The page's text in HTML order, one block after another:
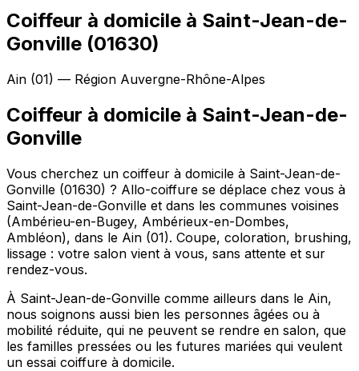
Coiffeur à domicile à Saint-Jean-de-
Gonville (01630)
Ain (01) — Région Auvergne-Rhône-Alpes
Coiffeur à domicile à Saint-Jean-de-
Gonville
Vous cherchez un coiffeur à domicile à Saint-Jean-de-
Gonville (01630) ? Allo-coiffure se déplace chez vous à
Saint-Jean-de-Gonville et dans les communes voisines
(Ambérieu-en-Bugey, Ambérieux-en-Dombes,
Ambléon), dans le Ain (01). Coupe, coloration, brushing,
lissage : votre salon vient à vous, sans attente et sur
rendez-vous.
À Saint-Jean-de-Gonville comme ailleurs dans le Ain,
nous soignons aussi bien les personnes âgées ou à
mobilité réduite, qui ne peuvent se rendre en salon, que
les familles pressées ou les futures mariées qui veulent
un essai coiffure à domicile.